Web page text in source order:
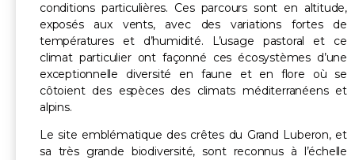
conditions particulières. Ces parcours sont en altitude,
exposés aux vents, avec des variations fortes de
températures et d’humidité. L’usage pastoral et ce
climat particulier ont façonné ces écosystèmes d’une
exceptionnelle diversité en faune et en flore où se
côtoient des espèces des climats méditerranéens et
alpins.
Le site emblématique des crêtes du Grand Luberon, et
sa très grande biodiversité, sont reconnus à l’échelle